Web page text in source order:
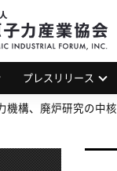
プレスリリース
機構、廃炉研究の中